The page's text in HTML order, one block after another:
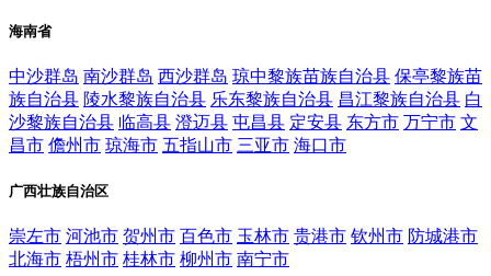
海南省
中沙群岛 南沙群岛 西沙群岛 琼中黎族苗族自治县 保亭黎族苗
族自治县 陵水黎族自治县 乐东黎族自治县 昌江黎族自治县 白
沙黎族自治县 临高县 澄迈县 屯昌县 定安县 东方市 万宁市 文
昌市 儋州市 琼海市 五指山市 三亚市 海口市
广西壮族自治区
崇左市 河池市 贺州市 百色市 玉林市 贵港市 钦州市 防城港市
北海市 梧州市 桂林市 柳州市 南宁市